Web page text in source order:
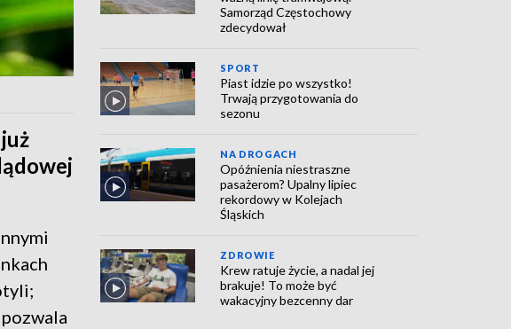
Samorząd Częstochowy
zdecydował
SPORT
Piast idzie po wszystko!
Trwają przygotowania do
sezonu
NA DROGACH
Opóźnienia niestraszne
pasażerom? Upalny lipiec
rekordowy w Kolejach
Śląskich
ZDROWIE
Krew ratuje życie, a nadal jej
brakuje! To może być
wakacyjny bezcenny dar